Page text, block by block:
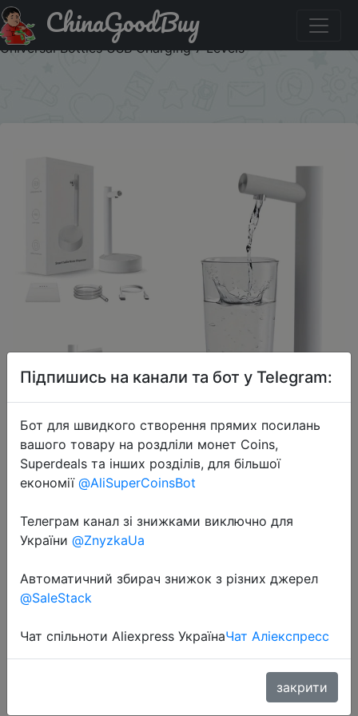
Купити на розпродажі Desktop Water Bottle Dispenser
Automatic Smart Electric Water Dispensers for 5 Gallon &
Universal Bottles USB Charging 7 Levels
ChinaGoodBuy
2024-04-26
Desktop Water Bottle Dispenser
Automatic Smart Electric Water
Dispensers for 5 Gallon & Universal
Підпишись на канали та бот у Telegram:
Бот для швидкого створення прямих посилань
вашого товару на роздліли монет Coins,
Superdeals та інших розділів, для більшої
економії @AliSuperCoinsBot
Телеграм канал зі знижками виключно для
України @ZnyzkaUa
Автоматичний збирач знижок з різних джерел
@SaleStack
Чат спільноти Aliexpress УкраїнаЧат Аліекспресс
закрити